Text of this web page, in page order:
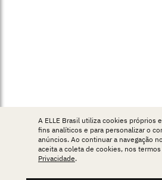
A ELLE Brasil utiliza cookies próprios
fins analíticos e para personalizar o
anúncios. Ao continuar a navegação
aceita a coleta de cookies, nos
Privacidade.